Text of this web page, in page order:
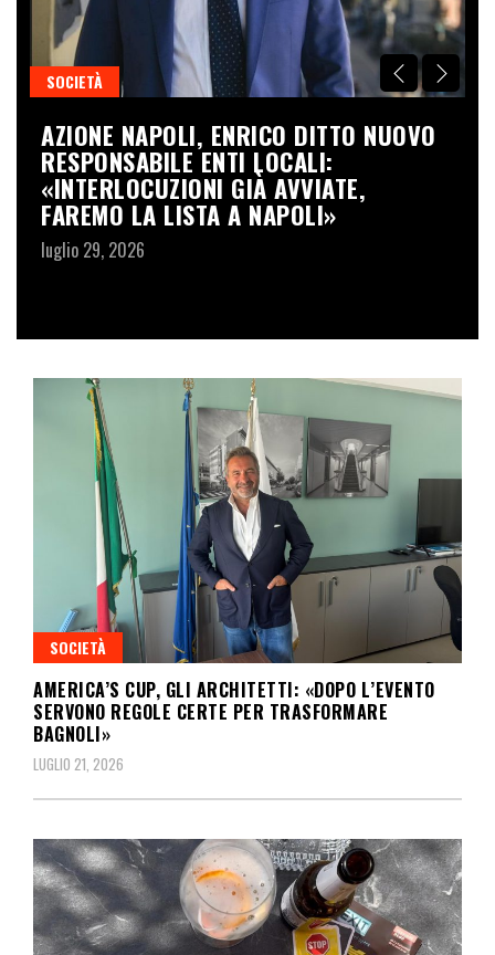
SOCIETÀ
AZIONE NAPOLI, ENRICO DITTO NUOVO
RESPONSABILE ENTI LOCALI:
«INTERLOCUZIONI GIÀ AVVIATE,
FAREMO LA LISTA A NAPOLI»
luglio 29, 2026
SOCIETÀ
AMERICA’S CUP, GLI ARCHITETTI: «DOPO L’EVENTO
SERVONO REGOLE CERTE PER TRASFORMARE
BAGNOLI»
LUGLIO 21, 2026